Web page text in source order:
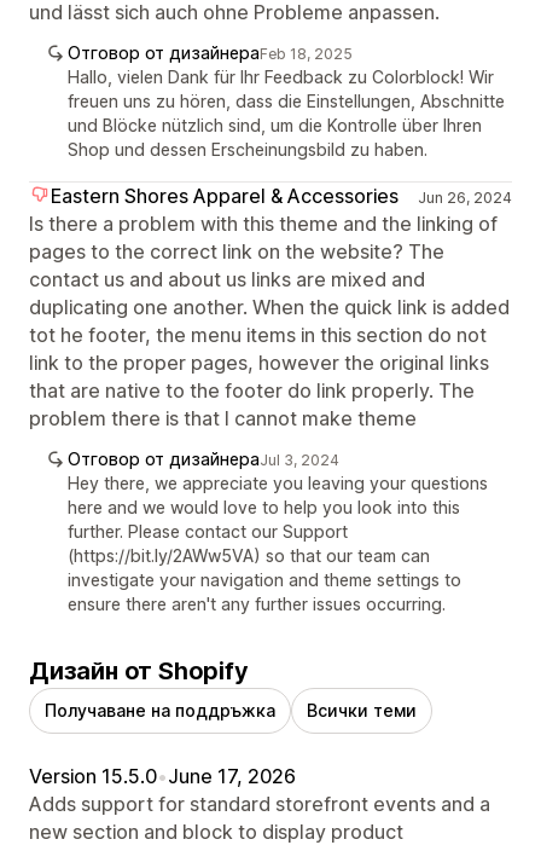
und lässt sich auch ohne Probleme anpassen.
Отговор от дизайнераFeb 18, 2025
Hallo, vielen Dank für Ihr Feedback zu Colorblock! Wir
freuen uns zu hören, dass die Einstellungen, Abschnitte
und Blöcke nützlich sind, um die Kontrolle über Ihren
Shop und dessen Erscheinungsbild zu haben.
Eastern Shores Apparel & Accessories Jun 26, 2024
Is there a problem with this theme and the linking of
pages to the correct link on the website? The
contact us and about us links are mixed and
duplicating one another. When the quick link is added
tot he footer, the menu items in this section do not
link to the proper pages, however the original links
that are native to the footer do link properly. The
problem there is that I cannot make theme
Отговор от дизайнераJul 3, 2024
Hey there, we appreciate you leaving your questions
here and we would love to help you look into this
further. Please contact our Support
(https://bit.ly/2AWw5VA) so that our team can
investigate your navigation and theme settings to
ensure there aren't any further issues occurring.
Дизайн от Shopify
Получаване на поддръжка Всички теми
Version 15.5.0•June 17, 2026
Adds support for standard storefront events and a
new section and block to display product